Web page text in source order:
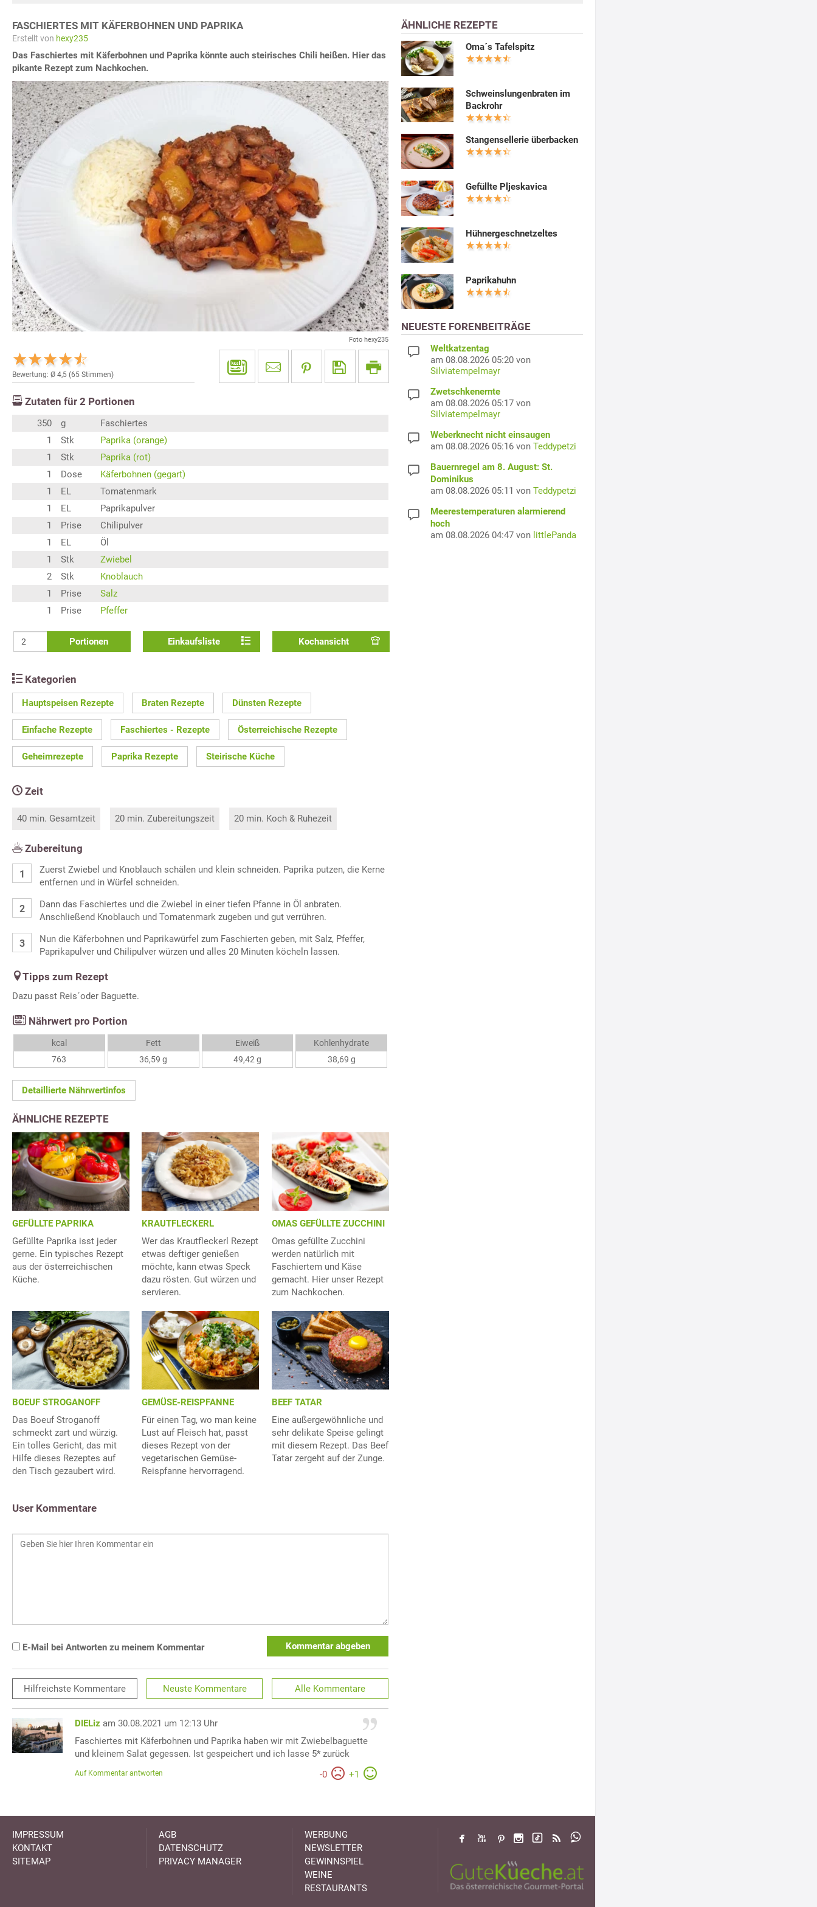
FASCHIERTES MIT KÄFERBOHNEN UND PAPRIKA
Erstellt von hexy235
Das Faschiertes mit Käferbohnen und Paprika könnte auch steirisches Chili heißen. Hier das
pikante Rezept zum Nachkochen.
Foto hexy235
Bewertung: Ø 4,5 (65 Stimmen)
Zutaten für 2 Portionen
350 g
Faschiertes
1
Stk
Paprika (orange)
1
Stk
Paprika (rot)
1
Dose
Käferbohnen (gegart)
1
EL
Tomatenmark
1
EL
Paprikapulver
1
Prise
Chilipulver
1
EL
Öl
1
Stk
Zwiebel
2
Stk
Knoblauch
1
Prise
Salz
1
Prise Pfeffer
Portionen Einkaufsliste Kochansicht
Kategorien
Hauptspeisen Rezepte Braten Rezepte Dünsten Rezepte
Einfache Rezepte Faschiertes - Rezepte Österreichische Rezepte
Geheimrezepte Paprika Rezepte Steirische Küche
Zeit
40 min. Gesamtzeit 20 min. Zubereitungszeit 20 min. Koch & Ruhezeit
Zubereitung
Zuerst Zwiebel und Knoblauch schälen und klein schneiden. Paprika putzen, die Kerne
entfernen und in Würfel schneiden.
Dann das Faschiertes und die Zwiebel in einer tiefen Pfanne in Öl anbraten.
Anschließend Knoblauch und Tomatenmark zugeben und gut verrühren.
Nun die Käferbohnen und Paprikawürfel zum Faschierten geben, mit Salz, Pfeffer,
Paprikapulver und Chilipulver würzen und alles 20 Minuten köcheln lassen.
Tipps zum Rezept
Dazu passt Reis´oder Baguette.
Nährwert pro Portion
kcal
763
Fett
36,59 g
Eiweiß
49,42 g
Kohlenhydrate
38,69 g
Detaillierte Nährwertinfos
ÄHNLICHE REZEPTE
GEFÜLLTE PAPRIKA
Gefüllte Paprika isst jeder
gerne. Ein typisches Rezept
aus der österreichischen
Küche.
KRAUTFLECKERL
Wer das Krautfleckerl Rezept
etwas deftiger genießen
möchte, kann etwas Speck
dazu rösten. Gut würzen und
servieren.
OMAS GEFÜLLTE ZUCCHINI
Omas gefüllte Zucchini
werden natürlich mit
Faschiertem und Käse
gemacht. Hier unser Rezept
zum Nachkochen.
BOEUF STROGANOFF
Das Boeuf Stroganoff
schmeckt zart und würzig.
Ein tolles Gericht, das mit
Hilfe dieses Rezeptes auf
den Tisch gezaubert wird.
GEMÜSE-REISPFANNE
Für einen Tag, wo man keine
Lust auf Fleisch hat, passt
dieses Rezept von der
vegetarischen Gemüse-
Reispfanne hervorragend.
BEEF TATAR
Eine außergewöhnliche und
sehr delikate Speise gelingt
mit diesem Rezept. Das Beef
Tatar zergeht auf der Zunge.
User Kommentare
E-Mail bei Antworten zu meinem Kommentar Kommentar abgeben
Hilfreichste Kommentare Neuste Kommentare Alle Kommentare
DIELiz am 30.08.2021 um 12:13 Uhr
Faschiertes mit Käferbohnen und Paprika haben wir mit Zwiebelbaguette
und kleinem Salat gegessen. Ist gespeichert und ich lasse 5* zurück
-0 +1
Auf Kommentar antworten
ÄHNLICHE REZEPTE
Oma´s Tafelspitz
Schweinslungenbraten im
Backrohr
Stangensellerie überbacken
Gefüllte Pljeskavica
Hühnergeschnetzeltes
Paprikahuhn
NEUESTE FORENBEITRÄGE
Weltkatzentag
am 08.08.2026 05:20 von
Silviatempelmayr
Zwetschkenernte
am 08.08.2026 05:17 von
Silviatempelmayr
Weberknecht nicht einsaugen
am 08.08.2026 05:16 von Teddypetzi
Bauernregel am 8. August: St.
Dominikus
am 08.08.2026 05:11 von Teddypetzi
Meerestemperaturen alarmierend
hoch
am 08.08.2026 04:47 von littlePanda
IMPRESSUM
KONTAKT
SITEMAP
AGB
DATENSCHUTZ
PRIVACY MANAGER
WERBUNG
NEWSLETTER
GEWINNSPIEL
WEINE
RESTAURANTS